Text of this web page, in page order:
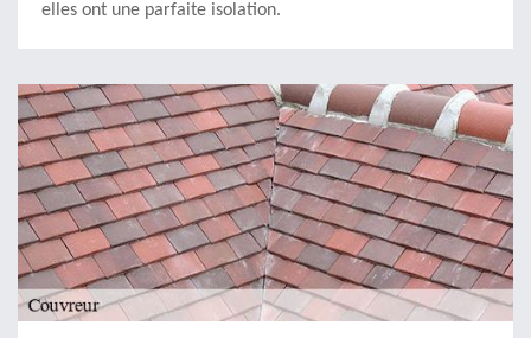
elles ont une parfaite isolation.